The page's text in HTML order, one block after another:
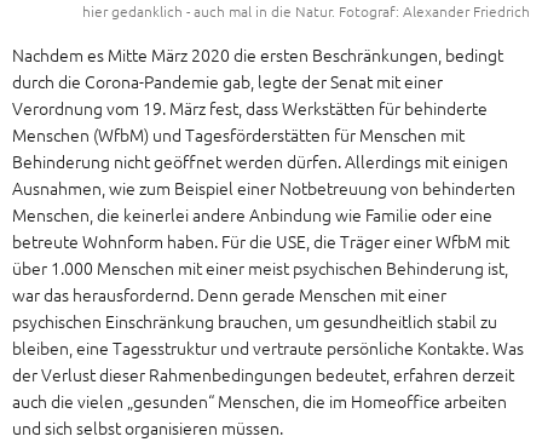
hier gedanklich - auch mal in die Natur. Fotograf: Alexander Friedrich
Nachdem es Mitte März 2020 die ersten Beschränkungen, bedingt
durch die Corona-Pandemie gab, legte der Senat mit einer
Verordnung vom 19. März fest, dass Werkstätten für behinderte
Menschen (WfbM) und Tagesförderstätten für Menschen mit
Behinderung nicht geöffnet werden dürfen. Allerdings mit einigen
Ausnahmen, wie zum Beispiel einer Notbetreuung von behinderten
Menschen, die keinerlei andere Anbindung wie Familie oder eine
betreute Wohnform haben. Für die USE, die Träger einer WfbM mit
über 1.000 Menschen mit einer meist psychischen Behinderung ist,
war das herausfordernd. Denn gerade Menschen mit einer
psychischen Einschränkung brauchen, um gesundheitlich stabil zu
bleiben, eine Tagesstruktur und vertraute persönliche Kontakte. Was
der Verlust dieser Rahmenbedingungen bedeutet, erfahren derzeit
auch die vielen „gesunden“ Menschen, die im Homeoffice arbeiten
und sich selbst organisieren müssen.